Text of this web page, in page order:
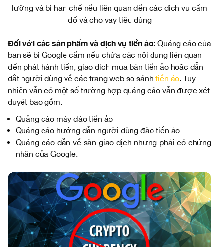
lưỡng và bị hạn chế nếu liên quan đến các dịch vụ cầm
đồ và cho vay tiêu dùng
Đối với các sản phẩm và dịch vụ tiền ảo: Quảng cáo của
bạn sẽ bị Google cấm nếu chứa các nội dung liên quan
đến phát hành tiền, giao dịch mua bán tiền ảo hoặc dẫn
dắt người dùng về các trang web so sánh tiền ảo. Tuy
nhiên vẫn có một số trường hợp quảng cáo vẫn được xét
duyệt bao gồm.
Quảng cáo máy đào tiền ảo
Quảng cáo hướng dẫn người dùng đào tiền ảo
Quảng cáo dẫn về sàn giao dịch nhưng phải có chứng
nhận của Google.